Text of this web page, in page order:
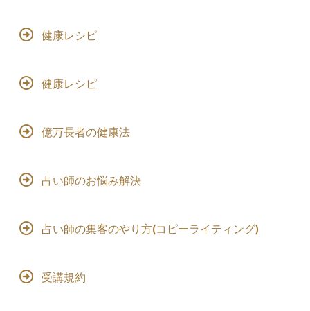
健康レシピ
健康レシピ
億万長者の健康法
占い師のお悩み解決
占い師の集客のやり方(コピーライティング)
受講規約